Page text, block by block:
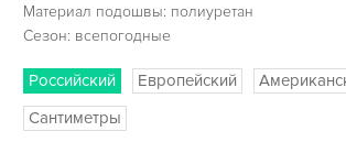
Материал подошвы: полиуретан
Сезон: всепогодные
Российский Европейский
Сантиметры